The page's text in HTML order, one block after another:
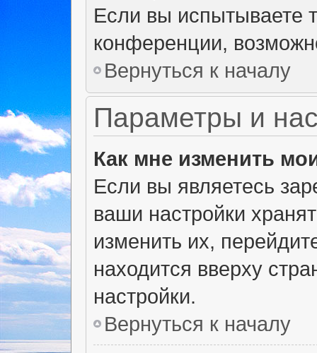
Если вы испытываете
конференции,
Вернуться к началу
Параметры и
Как мне изменить
Если вы являетесь
ваши настройки
изменить их,
находится вверху
настройки.
Вернуться к началу